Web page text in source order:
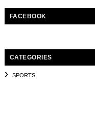
FACEBOOK
CATEGORIES
SPORTS